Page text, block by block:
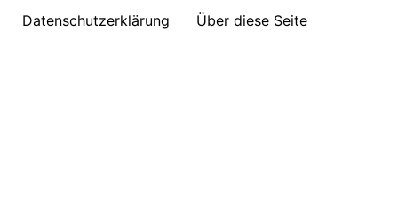
Datenschutzerklärung
Über diese Seite